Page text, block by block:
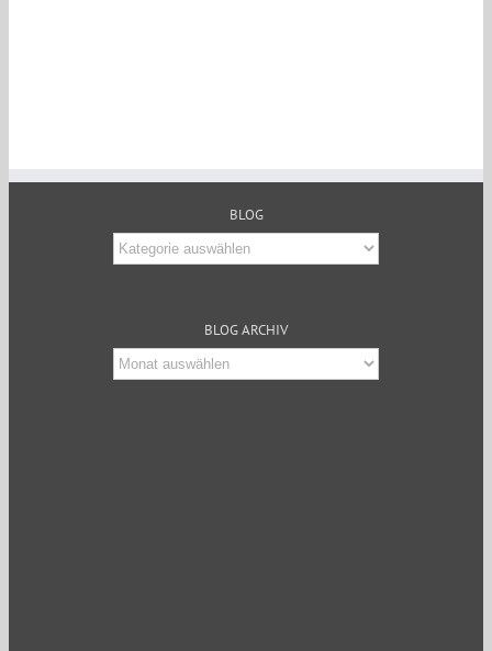
BLOG
Blog
BLOG ARCHIV
Blog
Archiv